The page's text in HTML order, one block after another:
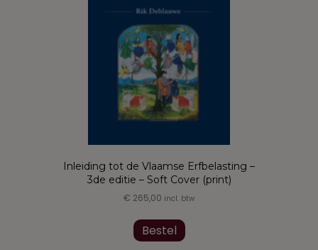
op
de
productpagina
Inleiding tot de Vlaamse Erfbelasting –
3de editie – Soft Cover (print)
€ 265,00 incl. btw
Bestel